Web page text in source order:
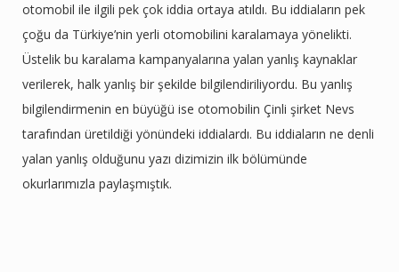
otomobil ile ilgili pek çok iddia ortaya atıldı. Bu iddiaların pek
çoğu da Türkiye’nin yerli otomobilini karalamaya yönelikti.
Üstelik bu karalama kampanyalarına yalan yanlış kaynaklar
verilerek, halk yanlış bir şekilde bilgilendiriliyordu. Bu yanlış
bilgilendirmenin en büyüğü ise otomobilin Çinli şirket Nevs
tarafından üretildiği yönündeki iddialardı. Bu iddiaların ne denli
yalan yanlış olduğunu yazı dizimizin ilk bölümünde
okurlarımızla paylaşmıştık.